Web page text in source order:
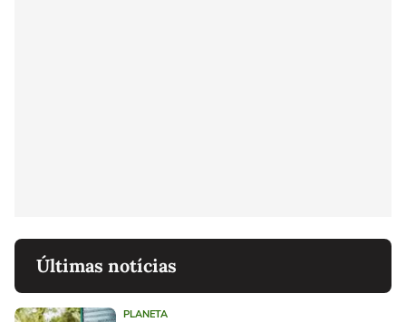
Últimas notícias
PLANETA